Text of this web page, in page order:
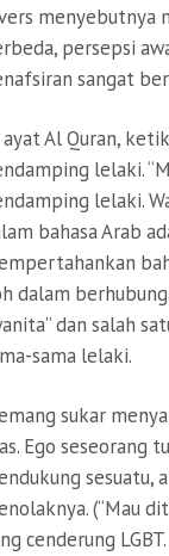
menyebutnya
persepsi
sangat
ayat Al Quran,
lelaki.
lelaki.
bahasa Arab
dalam
dan salah
sama lelaki.
sukar
Ego seseorang
sesuatu,
(“Mau
cenderung